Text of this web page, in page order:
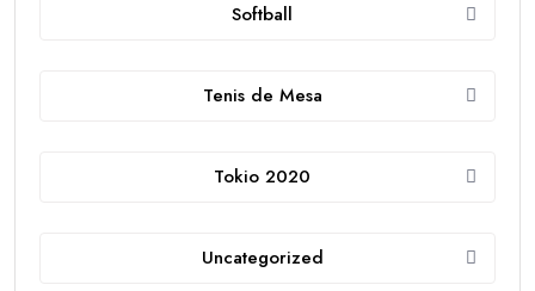
Softball
Tenis de Mesa
Tokio 2020
Uncategorized